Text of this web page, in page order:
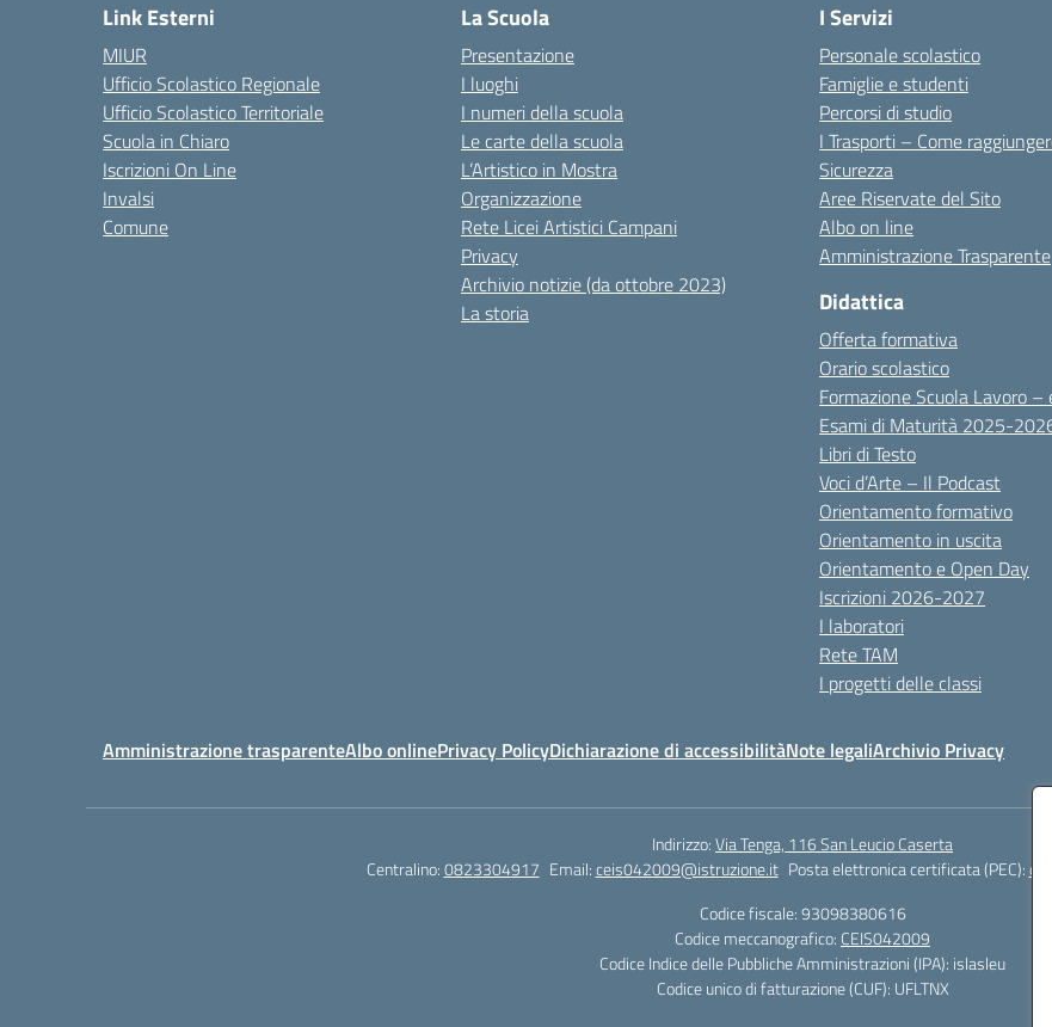
Link Esterni
MIUR
Ufficio Scolastico Regionale
Ufficio Scolastico Territoriale
Scuola in Chiaro
Iscrizioni On Line
Invalsi
Comune
La Scuola
Presentazione
I luoghi
I numeri della scuola
Le carte della scuola
L’Artistico in Mostra
Organizzazione
Rete Licei Artistici Campani
Privacy
Archivio notizie (da ottobre 2023)
La storia
I Servizi
Personale scolastico
Famiglie e studenti
Percorsi di studio
I Trasporti – Come
Sicurezza
Aree Riservate del Sito
Albo on line
Amministrazione Trasparente
Didattica
Offerta formativa
Orario scolastico
Formazione Scuola Lavoro –
Esami di Maturità 2025-
Libri di Testo
Voci d’Arte – Il Podcast
Orientamento formativo
Orientamento in uscita
Orientamento e Open Day
Iscrizioni 2026-2027
I laboratori
Rete TAM
I progetti delle classi
Amministrazione trasparenteAlbo onlinePrivacy PolicyDichiarazione di accessibilitàNote legaliArchivio Privacy
Indirizzo:Via Tenga, 116 San Leucio Caserta
Centralino:0823304917 Email:ceis042009@istruzione.it Posta elettronica certificata (PEC):
Codice fiscale: 93098380616
Codice meccanografico: CEIS042009
Codice Indice delle Pubbliche Amministrazioni (IPA): islasleu
Codice unico di fatturazione (CUF): UFLTNX